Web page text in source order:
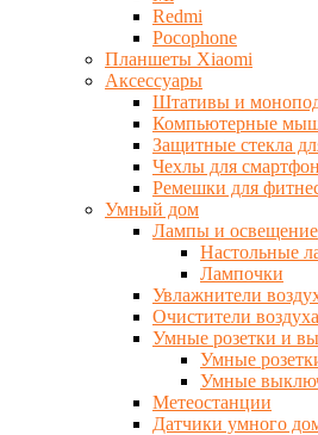
Redmi
Pocophone
Планшеты Xiaomi
Аксессуары
Штативы и
Компьютерные
Защитные стекла
Чехлы для
Ремешки для
Умный дом
Лампы и освещение
Настольные
Лампочки
Увлажнители
Очистители воздуха
Умные розетки и
Умные
Умные
Метеостанции
Датчики умного